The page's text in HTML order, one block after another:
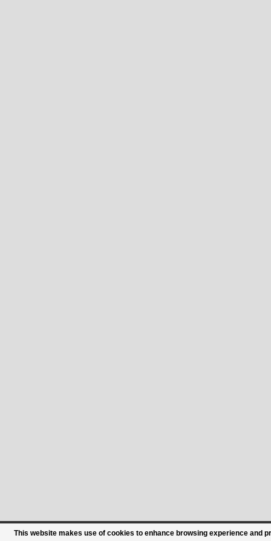
This website makes use of cookies to enhance browsing experience and